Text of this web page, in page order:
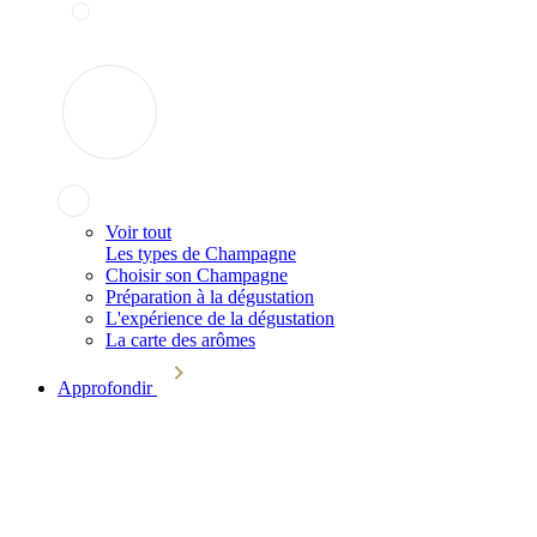
Voir tout
Les types de Champagne
Choisir son Champagne
Préparation à la dégustation
L'expérience de la dégustation
La carte des arômes
Approfondir